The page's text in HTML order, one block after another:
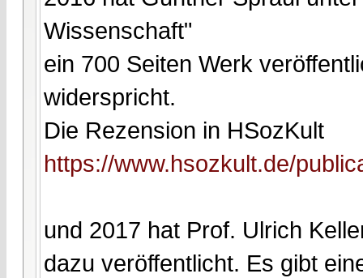
Wissenschaft"
ein 700 Seiten Werk
widerspricht.
Die Rezension in HSozKult
https://www.hsozkult.de/
und 2017 hat Prof. Ulrich
dazu veröffentlicht. Es gibt